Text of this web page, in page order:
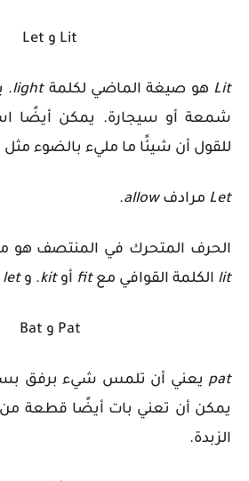
Lit و Let
Lit هو صيغة الماضي لكلمةlight
.
للقول أن شيئًا ما مليء بالضوء مثل
Let مرادفallow
.
الحرف المتحرك في المنتصف هو
lit الكلمة القوافي معfit أوkit. وlet
Pat و Bat
pat يعني أن تلمس شيء برفق
يمكن أن تعني بات أيضًا قطعة
الزبدة.